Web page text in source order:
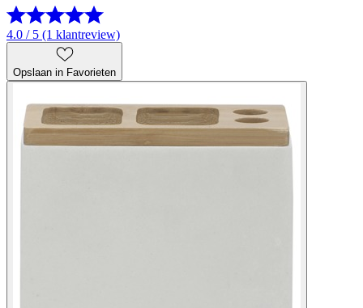
4.0 / 5 (1 klantreview)
Opslaan in Favorieten